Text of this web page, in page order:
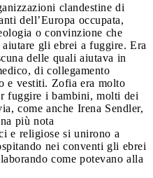
clandestine di
dell’Europa occupata,
o convinzione che
gli ebrei a fuggire. Era
delle quali aiutava in
di collegamento
e vestiti. Zofia era molto
fuggire i bambini, molti dei
come anche Irena Sendler,
più nota
e religiose si unirono a
nei conventi gli ebrei
come potevano alla